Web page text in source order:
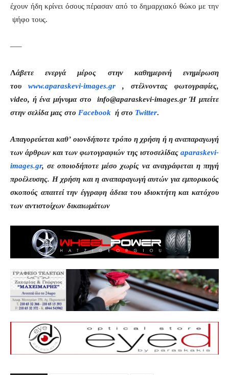
έχουν ήδη κρίνει όσους πέρασαν από το δημαρχιακό θώκο με την
ψήφο τους.
—–
Λάβετε ενεργά μέρος στην καθημερινή ενημέρωση
του www.aparaskevi-images.gr , στέλνοντας φωτογραφίες,
video, ή ένα μήνυμα στο info@aparaskevi-images.gr Ή μπείτε
στην σελίδα μας στο Facebook ή στο Twitter.
Απαγορεύεται καθ’ οιονδήποτε τρόπο η χρήση ή η αναπαραγωγή
των άρθρων και των φωτογραφιών της ιστοσελίδας aparaskevi-
images.gr, σε οποιοδήποτε μέσο χωρίς να αναγράφεται η πηγή
προέλευσης. Η χρήση και η αναπαραγωγή αυτών για εμπορικούς
σκοπούς απαιτεί την έγγραφη άδεια του ιδιοκτήτη και κατόχου
των αντιστοίχων δικαιωμάτων